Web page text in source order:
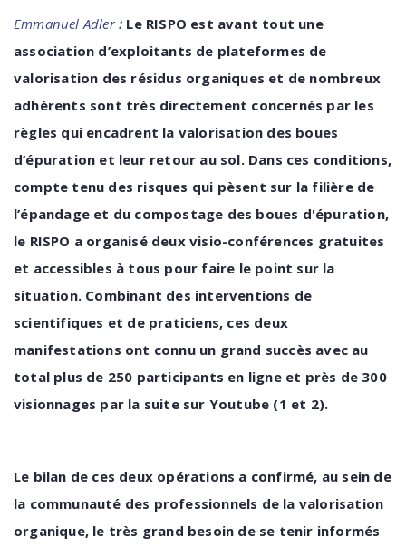
Emmanuel Adler: Le RISPO est avant tout une
association d’exploitants de plateformes de
valorisation des résidus organiques et de nombreux
adhérents sont très directement concernés par les
règles qui encadrent la valorisation des boues
d’épuration et leur retour au sol. Dans ces conditions,
compte tenu des risques qui pèsent sur la filière de
l’épandage et du compostage des boues d'épuration,
le RISPO a organisé deux visio-conférences gratuites
et accessibles à tous pour faire le point sur la
situation. Combinant des interventions de
scientifiques et de praticiens, ces deux
manifestations ont connu un grand succès avec au
total plus de 250 participants en ligne et près de 300
visionnages par la suite sur Youtube (1 et 2).
Le bilan de ces deux opérations a confirmé, au sein de
la communauté des professionnels de la valorisation
organique, le très grand besoin de se tenir informés